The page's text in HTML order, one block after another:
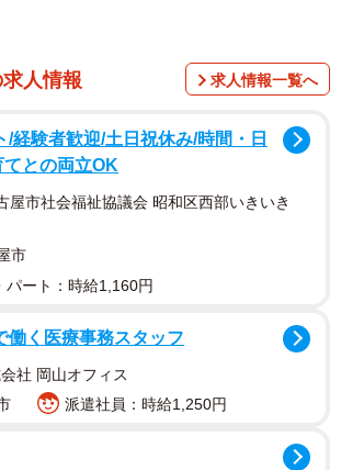
人情報 求人情報一覧へ
/経験者歓迎/土日祝休み/時間・日
との両立OK
屋市社会福祉協議会 昭和区西部いきいき
市
パート：時給1,160円
働く医療事務スタッフ
社 岡山オフィス
派遣社員：時給1,250円